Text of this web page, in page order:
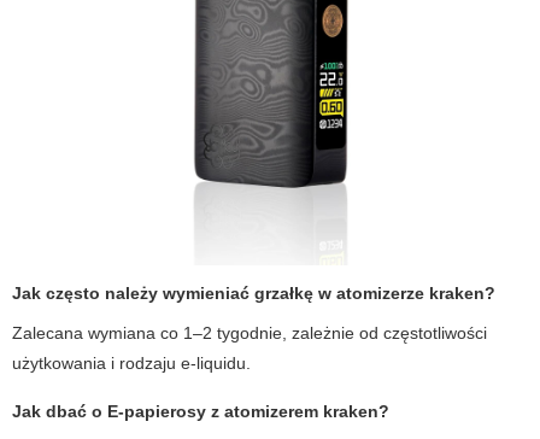
Jak często należy wymieniać grzałkę w atomizerze kraken?
Zalecana wymiana co 1–2 tygodnie, zależnie od częstotliwości
użytkowania i rodzaju e-liquidu.
Jak dbać o E-papierosy z atomizerem kraken?